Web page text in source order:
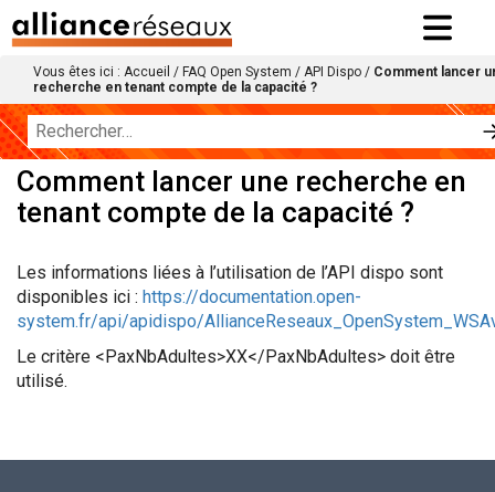
Vous êtes ici : Accueil / FAQ Open System / API Dispo / Comment lancer
recherche en tenant compte de la capacité ?
Comment lancer une recherche en
tenant compte de la capacité ?
Les informations liées à l’utilisation de l’API dispo sont
disponibles ici : https://documentation.open-
system.fr/api/apidispo/
Le critère <PaxNbAdultes>XX</PaxNbAdultes> doit être
utilisé.